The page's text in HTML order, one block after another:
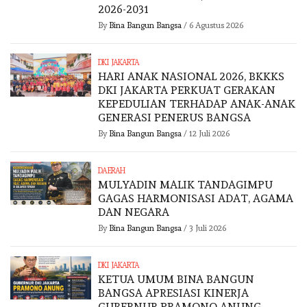
2026-2031
By Bina Bangun Bangsa/ 6 Agustus 2026
DKI JAKARTA
HARI ANAK NASIONAL 2026, BKKKS
DKI JAKARTA PERKUAT GERAKAN
KEPEDULIAN TERHADAP ANAK-ANAK
GENERASI PENERUS BANGSA
By Bina Bangun Bangsa/ 12 Juli 2026
DAERAH
MULYADIN MALIK TANDAGIMPU
GAGAS HARMONISASI ADAT, AGAMA
DAN NEGARA
By Bina Bangun Bangsa/ 3 Juli 2026
DKI JAKARTA
KETUA UMUM BINA BANGUN
BANGSA APRESIASI KINERJA